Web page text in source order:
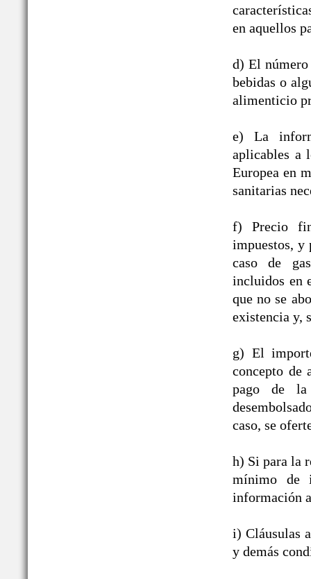
en aquellos
d) El número
bebidas o
alimenticio
e) La
aplicables a
Europea en
sanitarias
f) Precio
impuestos, y
caso de
incluidos en
que no se
existencia y,
g) El
concepto de
pago de
caso, se
h) Si para la
mínimo de
información
i) Cláusulas
y demás